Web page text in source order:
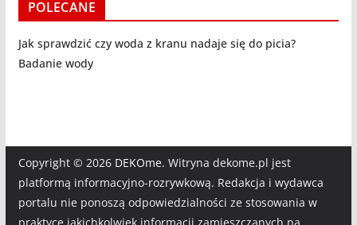
POLECANE
Jak sprawdzić czy woda z kranu nadaje się do picia?
Badanie wody
Copyright © 2026 DEKOme. Witryna dekome.pl jest
platformą informacyjno-rozrywkową. Redakcja i wydawca
portalu nie ponoszą odpowiedzialności ze stosowania w